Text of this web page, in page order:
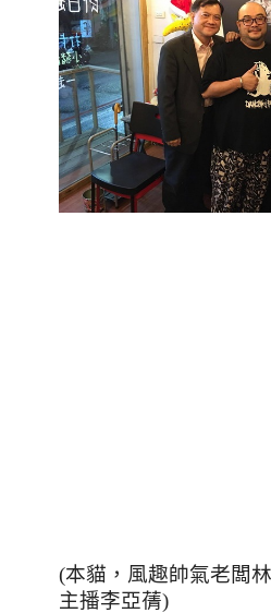
(本貓，風趣帥氣老闆
主播李亞蒨)